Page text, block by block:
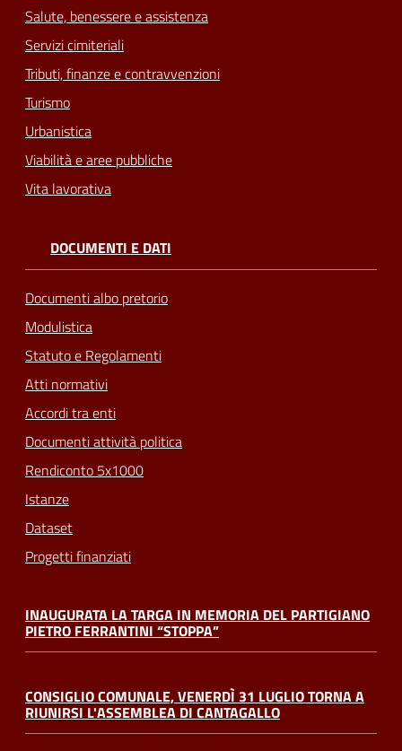
Salute, benessere e assistenza
Servizi cimiteriali
Tributi, finanze e contravvenzioni
Turismo
Urbanistica
Viabilità e aree pubbliche
Vita lavorativa
DOCUMENTI E DATI
Documenti albo pretorio
Modulistica
Statuto e Regolamenti
Atti normativi
Accordi tra enti
Documenti attività politica
Rendiconto 5x1000
Istanze
Dataset
Progetti finanziati
INAUGURATA LA TARGA IN MEMORIA DEL PARTIGIANO
PIETRO FERRANTINI “STOPPA”
CONSIGLIO COMUNALE, VENERDÌ 31 LUGLIO TORNA A
RIUNIRSI L'ASSEMBLEA DI CANTAGALLO